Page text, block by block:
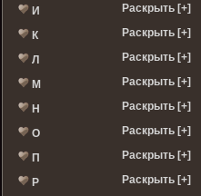
И Раскрыть [+]
К Раскрыть [+]
Л Раскрыть [+]
М Раскрыть [+]
Н Раскрыть [+]
О Раскрыть [+]
П Раскрыть [+]
Р Раскрыть [+]